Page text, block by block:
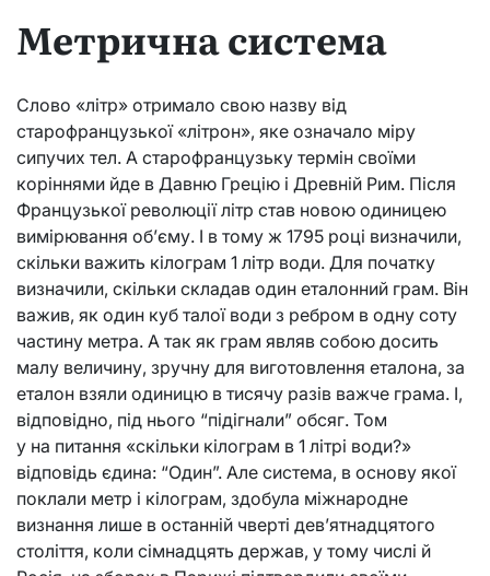
Метрична система
Слово «літр» отримало свою назву від
старофранцузької «літрон», яке означало міру
сипучих тел. А старофранцузьку термін своїми
коріннями йде в Давню Грецію і Древній Рим. Після
Французької революції літр став новою одиницею
вимірювання об’єму. І в тому ж 1795 році визначили,
скільки важить кілограм 1 літр води. Для початку
визначили, скільки складав один еталонний грам. Він
важив, як один куб талої води з ребром в одну соту
частину метра. А так як грам являв собою досить
малу величину, зручну для виготовлення еталона, за
еталон взяли одиницю в тисячу разів важче грама. І,
відповідно, під нього “підігнали” обсяг. Том
у на питання «скільки кілограм в 1 літрі води?»
відповідь єдина: “Один”. Але система, в основу якої
поклали метр і кілограм, здобула міжнародне
визнання лише в останній чверті дев’ятнадцятого
століття, коли сімнадцять держав, у тому числі й